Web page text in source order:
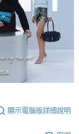
顯示電腦版詳細說明